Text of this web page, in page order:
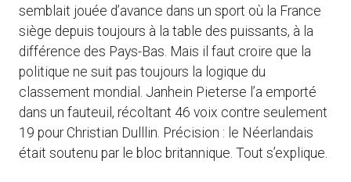
semblait jouée d’avance dans un sport où la France
siège depuis toujours à la table des puissants, à la
différence des Pays-Bas. Mais il faut croire que la
politique ne suit pas toujours la logique du
classement mondial. Janhein Pieterse l’a emporté
dans un fauteuil, récoltant 46 voix contre seulement
19 pour Christian Dulllin. Précision : le Néerlandais
était soutenu par le bloc britannique. Tout s’explique.